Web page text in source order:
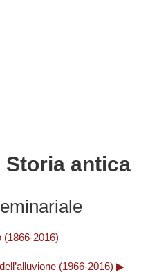
antica
(1866-2016)
(1966-2016) ▶︎